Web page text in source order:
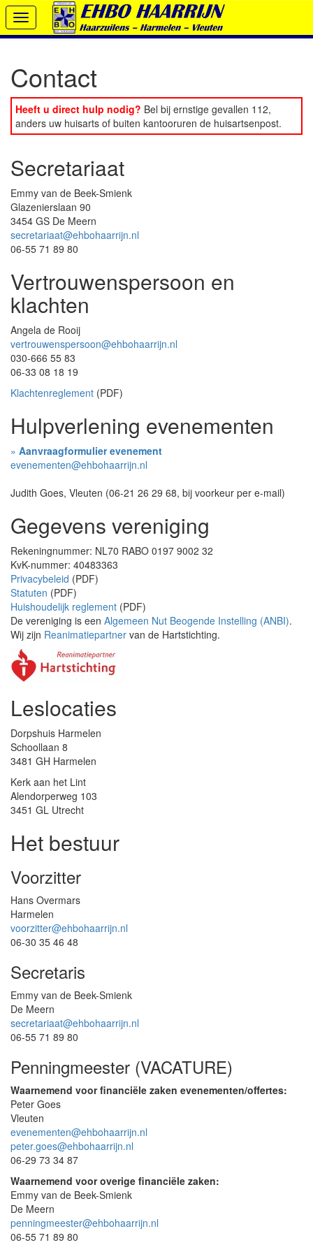
Toggle
navigation
Contact
Heeft u direct hulp nodig? Bel bij ernstige gevallen 112,
anders uw huisarts of buiten kantooruren de huisartsenpost.
Secretariaat
Emmy van de Beek-Smienk
Glazenierslaan 90
3454 GS De Meern
secretariaat@ehbohaarrijn.nl
06-55 71 89 80
Vertrouwenspersoon en
klachten
Angela de Rooij
vertrouwenspersoon@ehbohaarrijn.nl
030-666 55 83
06-33 08 18 19
Klachtenreglement (PDF)
Hulpverlening evenementen
» Aanvraagformulier evenement
evenementen@ehbohaarrijn.nl
Judith Goes, Vleuten (06-21 26 29 68, bij voorkeur per e-mail)
Gegevens vereniging
Rekeningnummer: NL70 RABO 0197 9002 32
KvK-nummer: 40483363
Privacybeleid (PDF)
Statuten (PDF)
Huishoudelijk reglement (PDF)
De vereniging is een Algemeen Nut Beogende Instelling (ANBI).
Wij zijn Reanimatiepartner van de Hartstichting.
Leslocaties
Dorpshuis Harmelen
Schoollaan 8
3481 GH Harmelen
Kerk aan het Lint
Alendorperweg 103
3451 GL Utrecht
Het bestuur
Voorzitter
Hans Overmars
Harmelen
voorzitter@ehbohaarrijn.nl
06-30 35 46 48
Secretaris
Emmy van de Beek-Smienk
De Meern
secretariaat@ehbohaarrijn.nl
06-55 71 89 80
Penningmeester (VACATURE)
Waarnemend voor financiële zaken evenementen/offertes:
Peter Goes
Vleuten
evenementen@ehbohaarrijn.nl
peter.goes@ehbohaarrijn.nl
06-29 73 34 87
Waarnemend voor overige financiële zaken:
Emmy van de Beek-Smienk
De Meern
penningmeester@ehbohaarrijn.nl
06-55 71 89 80